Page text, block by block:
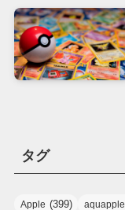
タグ
Apple (399) aquapple